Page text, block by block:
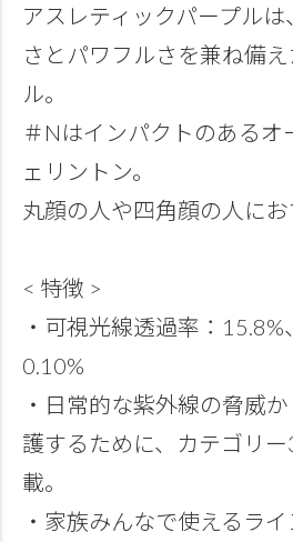
アスレティックパープル
さとパワフルさを兼ね備
ル。
＃Nはインパクトのあるオ
ェリントン。
丸顔の人や四角顔の人にお
< 特徴 >
・可視光線透過率：15.8%
0.10%
・日常的な紫外線の脅威
護するために、カテゴリ
載。
・家族みんなで使えるライ